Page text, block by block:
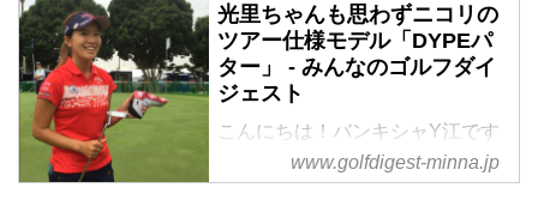
光里ちゃんも思わずニコリの
ツアー仕様モデル「DYPEパ
ター」 - みんなのゴルフダイ
ジェスト
こんにちは！バンキシャY江です
('◇')ゞ今回はツアー会場でこんな
のを見つけましたよ～！FOR
www.golfdigest-minna.jp